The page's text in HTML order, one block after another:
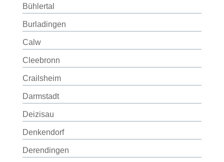
Bühlertal
Burladingen
Calw
Cleebronn
Crailsheim
Darmstadt
Deizisau
Denkendorf
Derendingen